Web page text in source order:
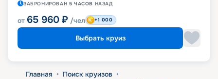
ЗАБРОНИРОВАН 5 ЧАСОВ НАЗАД
от 65 960 ₽ /чел +1 000
Выбрать круиз
Главная • Поиск круизов •